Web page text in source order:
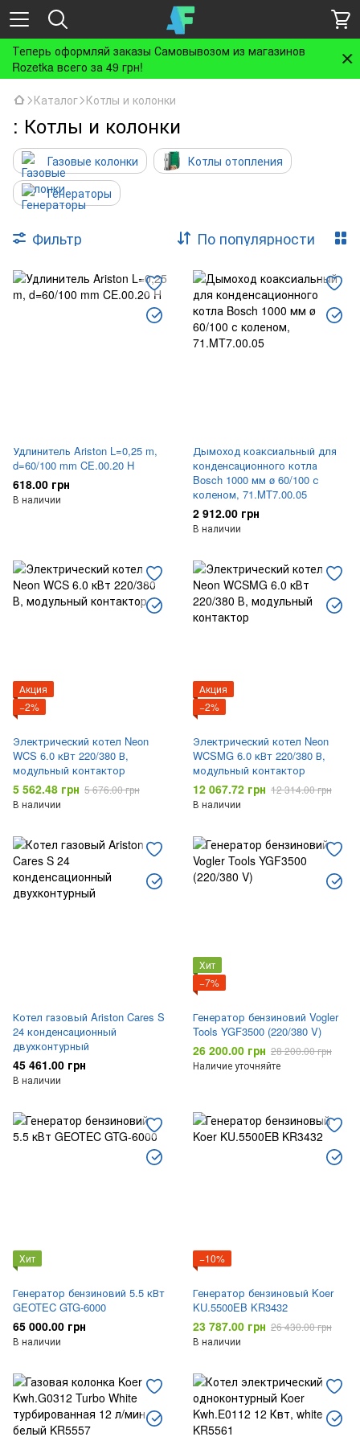
Теперь оформляй заказы Самовывозом из магазинов
Rozetka всего за 49 грн!
Каталог Котлы и колонки
: Котлы и колонки
Газовые колонки
Котлы отопления
Генераторы
Фильтр По популярности
Удлинитель Ariston L=0,25 m,
d=60/100 mm CE.00.20 H
618.00 грн
В наличии
Дымоход коаксиальный для
конденсационного котла
Bosch 1000 мм ø 60/100 с
коленом, 71.MT7.00.05
2 912.00 грн
В наличии
Акция
−2%
Электрический котел Neon
WCS 6.0 кВт 220/380 В,
модульный контактор
5 562.48 грн 5 676.00 грн
В наличии
Акция
−2%
Электрический котел Neon
WCSMG 6.0 кВт 220/380 В,
модульный контактор
12 067.72 грн 12 314.00 грн
В наличии
Котел газовый Ariston Cares S
24 конденсационный
двухконтурный
45 461.00 грн
В наличии
Хит
−7%
Генератор бензиновий Vogler
Tools YGF3500 (220/380 V)
26 200.00 грн 28 200.00 грн
Наличие уточняйте
Хит
Генератор бензиновий 5.5 кВт
GEOTEC GTG-6000
65 000.00 грн
В наличии
−10%
Генератор бензиновый Koer
KU.5500EB KR3432
23 787.00 грн 26 430.00 грн
В наличии